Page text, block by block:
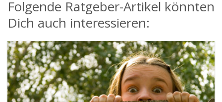
Folgende Ratgeber-Artikel könnten
Dich auch interessieren: